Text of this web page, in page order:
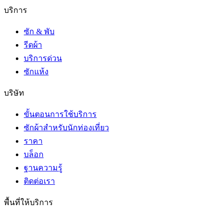
บริการ
ซัก & พับ
รีดผ้า
บริการด่วน
ซักแห้ง
บริษัท
ขั้นตอนการใช้บริการ
ซักผ้าสำหรับนักท่องเที่ยว
ราคา
บล็อก
ฐานความรู้
ติดต่อเรา
พื้นที่ให้บริการ